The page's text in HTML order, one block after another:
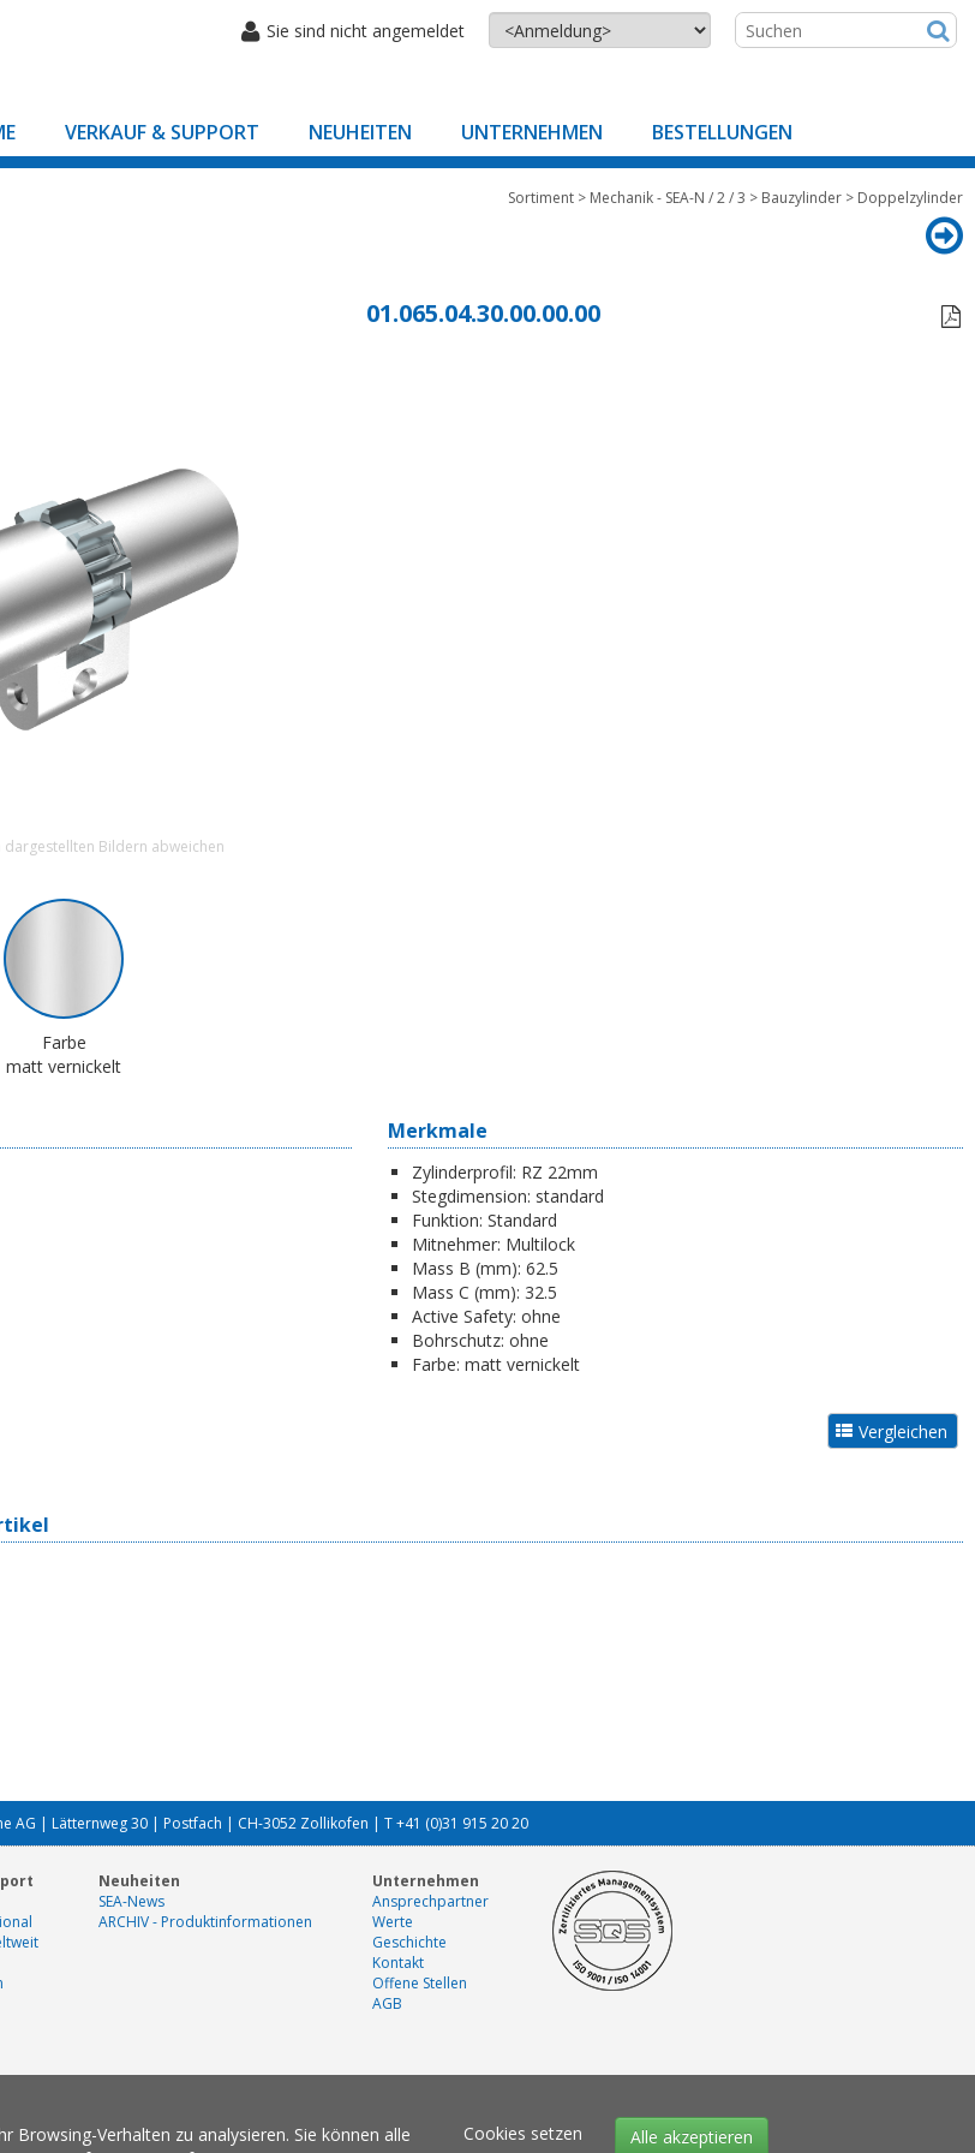
Sie sind nicht angemeldet
VERKAUF & SUPPORT NEUHEITEN UNTERNEHMEN BESTELLUNGEN
Sortiment > Mechanik - SEA-N / 2 / 3 > Bauzylinder > Doppelzylinder
01.065.04.30.00.00.00

Bildern abweichen
Farbe
matt vernickelt
Merkmale
Zylinderprofil: RZ 22mm
Stegdimension: standard
Funktion: Standard
Mitnehmer: Multilock
Mass B (mm): 62.5
Mass C (mm): 32.5
Active Safety: ohne
Bohrschutz: ohne
Farbe: matt vernickelt
AG | Lätternweg 30 | Postfach | CH-3052 Zollikofen | T +41 (0)31 915 20 20
Neuheiten
SEA-News
ARCHIV - Produktinformationen
Unternehmen
Ansprechpartner
Werte
Geschichte
Kontakt
Offene Stellen
AGB
Browsing-Verhalten zu analysieren. Sie können alle
Cookies setzen Alle akzeptieren